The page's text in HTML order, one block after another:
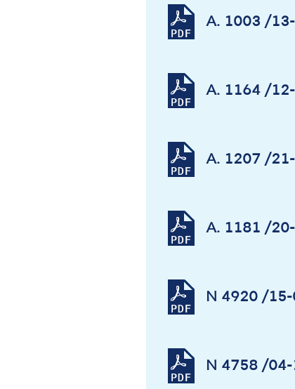
Α. 1003 /
Α. 1164 /
Α. 1207 /
Α. 1181 /
Ν 4920 /15-
Ν 4758 /04-